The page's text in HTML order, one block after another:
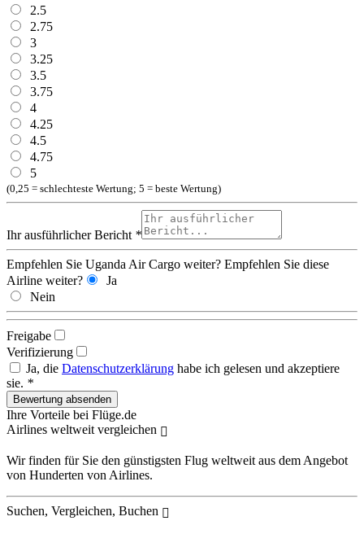
2.5
2.75
3
3.25
3.5
3.75
4
4.25
4.5
4.75
5
(0,25 = schlechteste Wertung; 5 = beste Wertung)
Ihr ausführlicher Bericht *
Empfehlen Sie Uganda Air Cargo weiter? Empfehlen Sie diese
Airline weiter?
Ja
Nein
Freigabe
Verifizierung
Ja, die Datenschutzerklärung habe ich gelesen und akzeptiere
sie. *
Ihre Vorteile bei Flüge.de
Airlines weltweit vergleichen
Wir finden für Sie den günstigsten Flug weltweit aus dem Angebot
von Hunderten von Airlines.
Suchen, Vergleichen, Buchen